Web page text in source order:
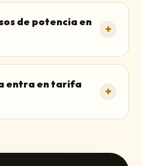
de potencia en
+
entra en tarifa
+